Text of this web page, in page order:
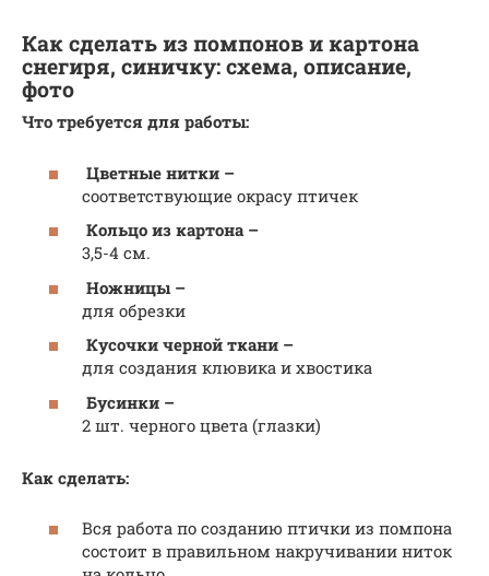
Как сделать из помпонов и картона
снегиря, синичку: схема, описание,
фото
Что требуется для работы:
Цветные нитки –
соответствующие окрасу птичек
Кольцо из картона –
3,5-4 см.
Ножницы –
для обрезки
Кусочки черной ткани –
для создания клювика и хвостика
Бусинки –
2 шт. черного цвета (глазки)
Как сделать:
Вся работа по созданию птички из помпона
состоит в правильном накручивании ниток